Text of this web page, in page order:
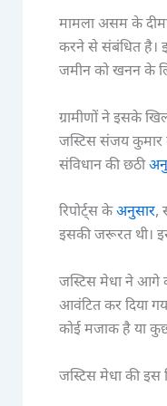
मामला असम के
करने से संबंधित है।
जमीन को खनन के
ग्रामीणों ने इसके
जस्टिस संजय कुमार
संविधान की छठी
रिपोर्ट्स केअनुसार,
इसकी जरूरत थी।
जस्टिस मेधा ने आगे
आवंटित कर दिया
कोई मजाक है या
जस्टिस मेधा की इस